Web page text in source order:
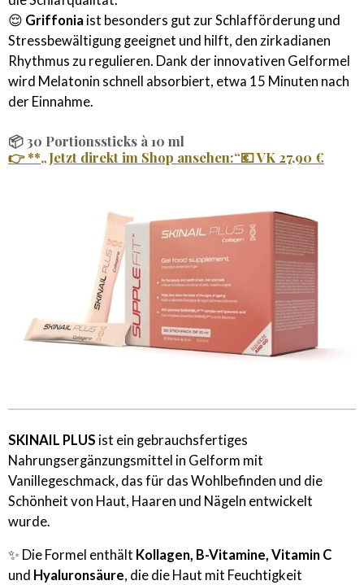
😌 Griffonia ist besonders gut zur Schlafförderung und
Stressbewältigung geeignet und hilft, den zirkadianen
Rhythmus zu regulieren. Dank der innovativen Gelformel
wird Melatonin schnell absorbiert, etwa 15 Minuten nach
der Einnahme.
📦30 Portionssticks à 10 ml
👉 **„Jetzt direkt im Shop ansehen:“💶VK 27,90 €
SKINAIL PLUS ist ein gebrauchsfertiges
Nahrungsergänzungsmittel in Gelform mit
Vanillegeschmack, das für das Wohlbefinden und die
Schönheit von Haut, Haaren und Nägeln entwickelt
wurde.
✨ Die Formel enthält Kollagen, B-Vitamine, Vitamin C
und Hyaluronsäure, die die Haut mit Feuchtigkeit